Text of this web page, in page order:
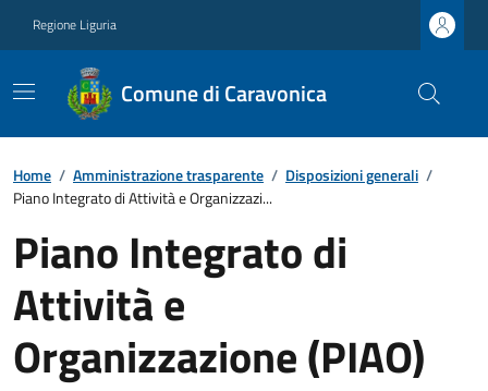
Regione Liguria
Comune di Caravonica
Home / Amministrazione trasparente / Disposizioni generali /
Piano Integrato di Attività e Organizzazi...
Piano Integrato di
Attività e
Organizzazione (PIAO)